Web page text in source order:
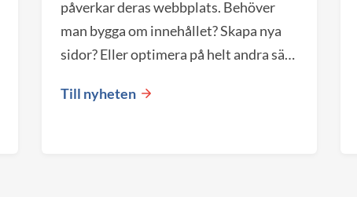
påverkar deras webbplats. Behöver
man bygga om innehållet? Skapa nya
sidor? Eller optimera på helt andra sätt
tydligare riktlinjer för AI‑sök – och
Till nyheten